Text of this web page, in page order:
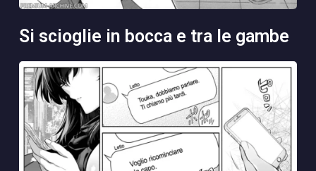
si scioglie in bocca e tra le gambe